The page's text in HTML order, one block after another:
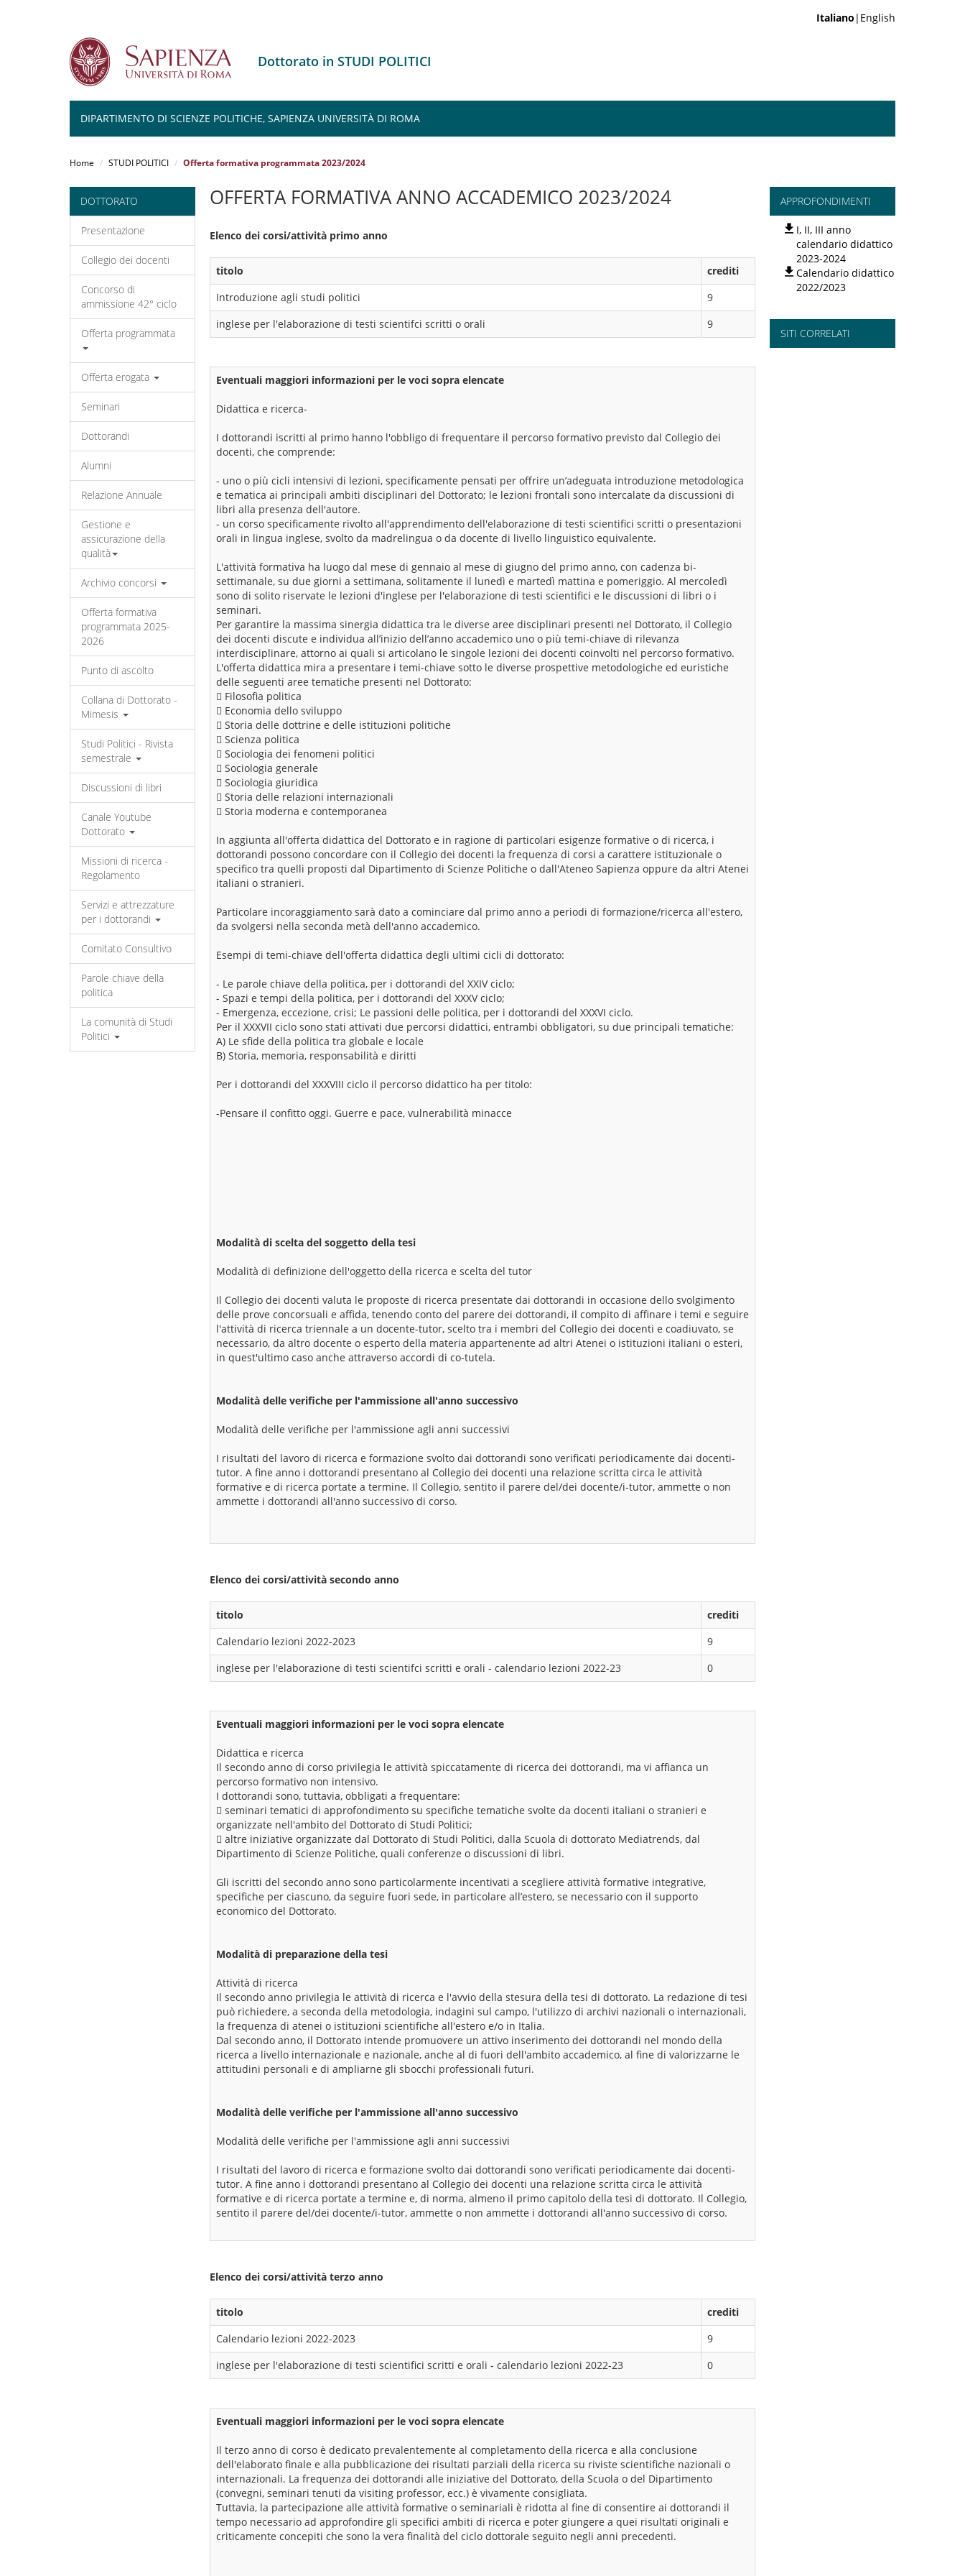
Italiano |English
Dottorato in STUDI POLITICI
DIPARTIMENTO DI SCIENZE POLITICHE, SAPIENZA UNIVERSITÀ DI ROMA
Home STUDI POLITICI Offerta formativa programmata 2023/2024
DOTTORATO
Presentazione
Collegio dei docenti
Concorso di
ammissione 42° ciclo
Offerta programmata
Offerta erogata
Seminari
Dottorandi
Alumni
Relazione Annuale
Gestione e
assicurazione della
qualità
Archivio concorsi
Offerta formativa
programmata 2025-
2026
Punto di ascolto
Collana di Dottorato -
Mimesis
Studi Politici - Rivista
semestrale
Discussioni di libri
Canale Youtube
Dottorato
Missioni di ricerca -
Regolamento
Servizi e attrezzature
per i dottorandi
Comitato Consultivo
Parole chiave della
politica
La comunità di Studi
Politici
OFFERTA FORMATIVA ANNO ACCADEMICO 2023/2024
Elenco dei corsi/attività primo anno
titolo
crediti
Introduzione agli studi politici
9
inglese per l'elaborazione di testi scientifci scritti o orali
9
Eventuali maggiori informazioni per le voci sopra elencate
Didattica e ricerca-
I dottorandi iscritti al primo hanno l'obbligo di frequentare il percorso formativo previsto dal Collegio dei
docenti, che comprende:
- uno o più cicli intensivi di lezioni, specificamente pensati per offrire un’adeguata introduzione metodologica
e tematica ai principali ambiti disciplinari del Dottorato; le lezioni frontali sono intercalate da discussioni di
libri alla presenza dell'autore.
- un corso specificamente rivolto all'apprendimento dell'elaborazione di testi scientifici scritti o presentazioni
orali in lingua inglese, svolto da madrelingua o da docente di livello linguistico equivalente.
L'attività formativa ha luogo dal mese di gennaio al mese di giugno del primo anno, con cadenza bi-
settimanale, su due giorni a settimana, solitamente il lunedì e martedì mattina e pomeriggio. Al mercoledì
sono di solito riservate le lezioni d'inglese per l'elaborazione di testi scientifici e le discussioni di libri o i
seminari.
Per garantire la massima sinergia didattica tra le diverse aree disciplinari presenti nel Dottorato, il Collegio
dei docenti discute e individua all’inizio dell’anno accademico uno o più temi-chiave di rilevanza
interdisciplinare, attorno ai quali si articolano le singole lezioni dei docenti coinvolti nel percorso formativo.
L'offerta didattica mira a presentare i temi-chiave sotto le diverse prospettive metodologiche ed euristiche
delle seguenti aree tematiche presenti nel Dottorato:
 Filosofia politica
 Economia dello sviluppo
 Storia delle dottrine e delle istituzioni politiche
 Scienza politica
 Sociologia dei fenomeni politici
 Sociologia generale
 Sociologia giuridica
 Storia delle relazioni internazionali
 Storia moderna e contemporanea
In aggiunta all'offerta didattica del Dottorato e in ragione di particolari esigenze formative o di ricerca, i
dottorandi possono concordare con il Collegio dei docenti la frequenza di corsi a carattere istituzionale o
specifico tra quelli proposti dal Dipartimento di Scienze Politiche o dall'Ateneo Sapienza oppure da altri Atenei
italiani o stranieri.
Particolare incoraggiamento sarà dato a cominciare dal primo anno a periodi di formazione/ricerca all'estero,
da svolgersi nella seconda metà dell'anno accademico.
Esempi di temi-chiave dell'offerta didattica degli ultimi cicli di dottorato:
- Le parole chiave della politica, per i dottorandi del XXIV ciclo;
- Spazi e tempi della politica, per i dottorandi del XXXV ciclo;
- Emergenza, eccezione, crisi; Le passioni delle politica, per i dottorandi del XXXVI ciclo.
Per il XXXVII ciclo sono stati attivati due percorsi didattici, entrambi obbligatori, su due principali tematiche:
A) Le sfide della politica tra globale e locale
B) Storia, memoria, responsabilità e diritti
Per i dottorandi del XXXVIII ciclo il percorso didattico ha per titolo:
-Pensare il confitto oggi. Guerre e pace, vulnerabilità minacce
Modalità di scelta del soggetto della tesi
Modalità di definizione dell'oggetto della ricerca e scelta del tutor
Il Collegio dei docenti valuta le proposte di ricerca presentate dai dottorandi in occasione dello svolgimento
delle prove concorsuali e affida, tenendo conto del parere dei dottorandi, il compito di affinare i temi e seguire
l'attività di ricerca triennale a un docente-tutor, scelto tra i membri del Collegio dei docenti e coadiuvato, se
necessario, da altro docente o esperto della materia appartenente ad altri Atenei o istituzioni italiani o esteri,
in quest'ultimo caso anche attraverso accordi di co-tutela.
Modalità delle verifiche per l'ammissione all'anno successivo
Modalità delle verifiche per l'ammissione agli anni successivi
I risultati del lavoro di ricerca e formazione svolto dai dottorandi sono verificati periodicamente dai docenti-
tutor. A fine anno i dottorandi presentano al Collegio dei docenti una relazione scritta circa le attività
formative e di ricerca portate a termine. Il Collegio, sentito il parere del/dei docente/i-tutor, ammette o non
ammette i dottorandi all'anno successivo di corso.
Elenco dei corsi/attività secondo anno
titolo
crediti
Calendario lezioni 2022-2023
9
inglese per l'elaborazione di testi scientifci scritti e orali - calendario lezioni 2022-23
0
Eventuali maggiori informazioni per le voci sopra elencate
Didattica e ricerca
Il secondo anno di corso privilegia le attività spiccatamente di ricerca dei dottorandi, ma vi affianca un
percorso formativo non intensivo.
I dottorandi sono, tuttavia, obbligati a frequentare:
 seminari tematici di approfondimento su specifiche tematiche svolte da docenti italiani o stranieri e
organizzate nell'ambito del Dottorato di Studi Politici;
 altre iniziative organizzate dal Dottorato di Studi Politici, dalla Scuola di dottorato Mediatrends, dal
Dipartimento di Scienze Politiche, quali conferenze o discussioni di libri.
Gli iscritti del secondo anno sono particolarmente incentivati a scegliere attività formative integrative,
specifiche per ciascuno, da seguire fuori sede, in particolare all’estero, se necessario con il supporto
economico del Dottorato.
Modalità di preparazione della tesi
Attività di ricerca
Il secondo anno privilegia le attività di ricerca e l'avvio della stesura della tesi di dottorato. La redazione di tesi
può richiedere, a seconda della metodologia, indagini sul campo, l'utilizzo di archivi nazionali o internazionali,
la frequenza di atenei o istituzioni scientifiche all'estero e/o in Italia.
Dal secondo anno, il Dottorato intende promuovere un attivo inserimento dei dottorandi nel mondo della
ricerca a livello internazionale e nazionale, anche al di fuori dell'ambito accademico, al fine di valorizzarne le
attitudini personali e di ampliarne gli sbocchi professionali futuri.
Modalità delle verifiche per l'ammissione all'anno successivo
Modalità delle verifiche per l'ammissione agli anni successivi
I risultati del lavoro di ricerca e formazione svolto dai dottorandi sono verificati periodicamente dai docenti-
tutor. A fine anno i dottorandi presentano al Collegio dei docenti una relazione scritta circa le attività
formative e di ricerca portate a termine e, di norma, almeno il primo capitolo della tesi di dottorato. Il Collegio,
sentito il parere del/dei docente/i-tutor, ammette o non ammette i dottorandi all'anno successivo di corso.
Elenco dei corsi/attività terzo anno
titolo
crediti
Calendario lezioni 2022-2023
9
inglese per l'elaborazione di testi scientifici scritti e orali - calendario lezioni 2022-23
0
Eventuali maggiori informazioni per le voci sopra elencate
Il terzo anno di corso è dedicato prevalentemente al completamento della ricerca e alla conclusione
dell'elaborato finale e alla pubblicazione dei risultati parziali della ricerca su riviste scientifiche nazionali o
internazionali. La frequenza dei dottorandi alle iniziative del Dottorato, della Scuola o del Dipartimento
(convegni, seminari tenuti da visiting professor, ecc.) è vivamente consigliata.
Tuttavia, la partecipazione alle attività formative o seminariali è ridotta al fine di consentire ai dottorandi il
tempo necessario ad approfondire gli specifici ambiti di ricerca e poter giungere a quei risultati originali e
criticamente concepiti che sono la vera finalità del ciclo dottorale seguito negli anni precedenti.
APPROFONDIMENTI
I, II, III anno
calendario didattico
2023-2024
Calendario didattico
2022/2023
SITI CORRELATI